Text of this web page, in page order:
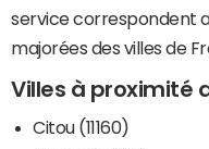
service correspondent
majorées des villes de
Villes à proximité
Citou (11160)